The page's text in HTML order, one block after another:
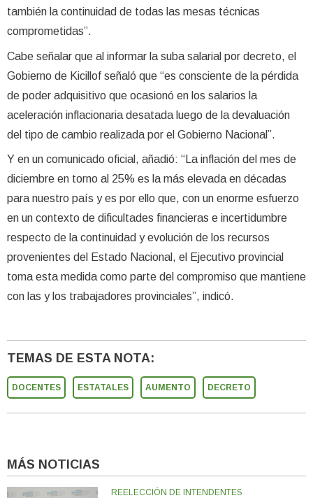
también la continuidad de todas las mesas técnicas
comprometidas”.
Cabe señalar que al informar la suba salarial por decreto, el
Gobierno de Kicillof señaló que “es consciente de la pérdida
de poder adquisitivo que ocasionó en los salarios la
aceleración inflacionaria desatada luego de la devaluación
del tipo de cambio realizada por el Gobierno Nacional”.
Y en un comunicado oficial, añadió: “La inflación del mes de
diciembre en torno al 25% es la más elevada en décadas
para nuestro país y es por ello que, con un enorme esfuerzo
en un contexto de dificultades financieras e incertidumbre
respecto de la continuidad y evolución de los recursos
provenientes del Estado Nacional, el Ejecutivo provincial
toma esta medida como parte del compromiso que mantiene
con las y los trabajadores provinciales”, indicó.
TEMAS DE ESTA NOTA:
DOCENTES ESTATALES AUMENTO DECRETO
MÁS NOTICIAS
REELECCIÓN DE INTENDENTES